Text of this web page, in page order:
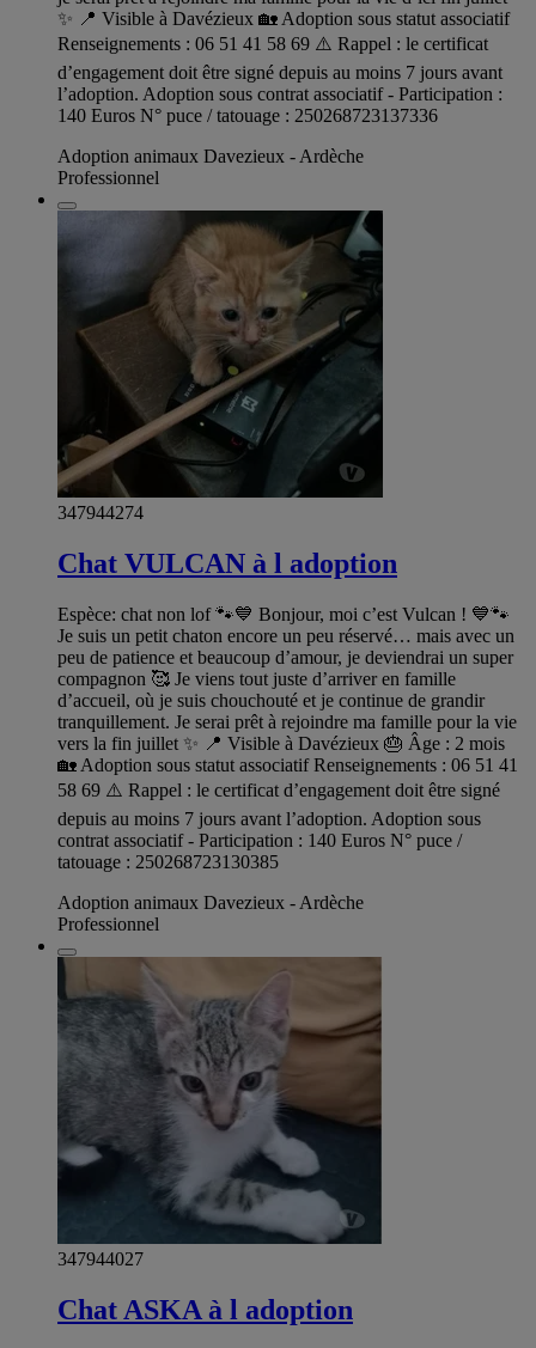
✨ 📍 Visible à Davézieux 🏡 Adoption sous statut associatif
Renseignements : 06 51 41 58 69 ⚠️ Rappel : le certificat
d’engagement doit être signé depuis au moins 7 jours avant
l’adoption. Adoption sous contrat associatif - Participation :
140 Euros N° puce / tatouage : 250268723137336
Adoption animaux Davezieux - Ardèche
Professionnel
347944274
Chat VULCAN à l adoption
Espèce: chat non lof 🐾💙 Bonjour, moi c’est Vulcan ! 💙🐾
Je suis un petit chaton encore un peu réservé… mais avec un
peu de patience et beaucoup d’amour, je deviendrai un super
compagnon 🥰 Je viens tout juste d’arriver en famille
d’accueil, où je suis chouchouté et je continue de grandir
tranquillement. Je serai prêt à rejoindre ma famille pour la vie
vers la fin juillet ✨ 📍 Visible à Davézieux 🎂 Âge : 2 mois
🏡 Adoption sous statut associatif Renseignements : 06 51 41
58 69 ⚠️ Rappel : le certificat d’engagement doit être signé
depuis au moins 7 jours avant l’adoption. Adoption sous
contrat associatif - Participation : 140 Euros N° puce /
tatouage : 250268723130385
Adoption animaux Davezieux - Ardèche
Professionnel
347944027
Chat ASKA à l adoption